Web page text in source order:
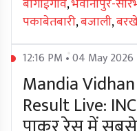
बोंगाईगांव,भवानीपुर-
पकाबेतबारी,बजाली,
12:16 PM • 04 May 2026
Mandia
Result Live: